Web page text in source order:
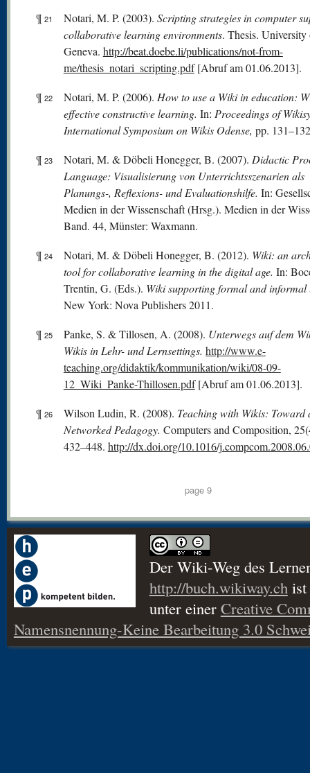
¶ 21 Notari, M. P. (2003). Scripting strategies in computer
collaborative learning environments. Thesis. University
Geneva. http://beat.doebe.li/publications/not-from-
me/thesis_notari_scripting.pdf[Abruf am 01.06.2013].
¶ 22 Notari, M. P. (2006). How to use a Wiki in education:
effective constructive learning. In: Proceedings of
International Symposium on Wikis Odense, pp.
¶ 23 Notari, M. & Döbeli Honegger, B. (2007). Didactic
Language: Visualisierung von Unterrichtsszenarien als
Planungs-, Reflexions- und Evaluationshilfe. In:
Medien in der Wissenschaft (Hrsg.). Medien in der
Band. 44, Münster: Waxmann.
¶ 24 Notari, M. & Döbeli Honegger, B. (2012). Wiki: an
tool for collaborative learning in the digital age. In:
Trentin, G. (Eds.). Wiki supporting formal and informal
New York: Nova Publishers 2011.
¶ 25 Panke, S. & Tillosen, A. (2008). Unterwegs auf dem
Wikis in Lehr- und Lernsettings. http://www.e-
teaching.org/didaktik/kommunikation/wiki/08-09-
12_Wiki_Panke-Thillosen.pdf[Abruf am 01.06.2013].
¶ 26 Wilson Ludin, R. (2008). Teaching with Wikis: Toward
Networked Pedagogy. Computers and Composition,
432–448. http://dx.doi.org/10.1016/
page 9
Der Wiki-Weg des
http://buch.wikiway.chist
unter einer Creative
Namensnennung-Keine Bearbeitung 3.0